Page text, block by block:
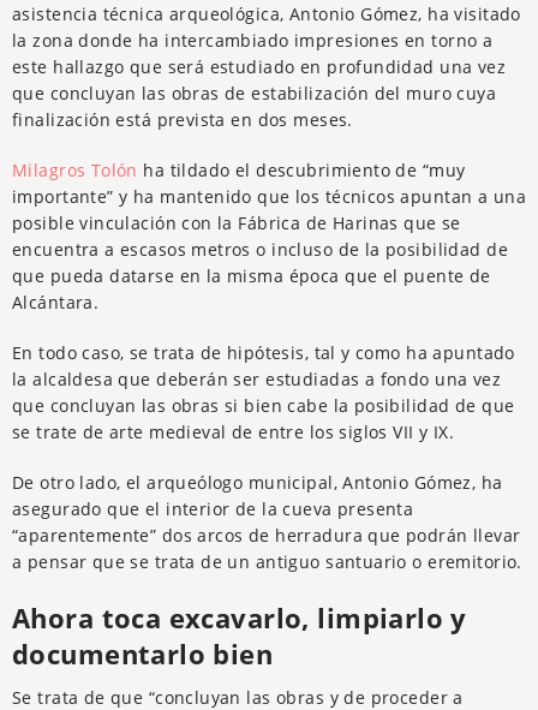
asistencia técnica arqueológica, Antonio Gómez, ha visitado
la zona donde ha intercambiado impresiones en torno a
este hallazgo que será estudiado en profundidad una vez
que concluyan las obras de estabilización del muro cuya
finalización está prevista en dos meses.
Milagros Tolón ha tildado el descubrimiento de “muy
importante” y ha mantenido que los técnicos apuntan a una
posible vinculación con la Fábrica de Harinas que se
encuentra a escasos metros o incluso de la posibilidad de
que pueda datarse en la misma época que el puente de
Alcántara.
En todo caso, se trata de hipótesis, tal y como ha apuntado
la alcaldesa que deberán ser estudiadas a fondo una vez
que concluyan las obras si bien cabe la posibilidad de que
se trate de arte medieval de entre los siglos VII y IX.
De otro lado, el arqueólogo municipal, Antonio Gómez, ha
asegurado que el interior de la cueva presenta
“aparentemente” dos arcos de herradura que podrán llevar
a pensar que se trata de un antiguo santuario o eremitorio.
Ahora toca excavarlo, limpiarlo y
documentarlo bien
Se trata de que “concluyan las obras y de proceder a